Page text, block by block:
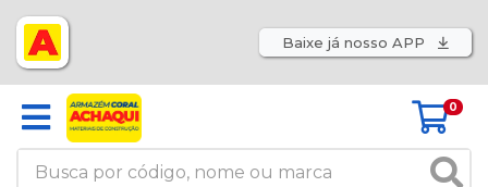
Baixe já nosso APP
0